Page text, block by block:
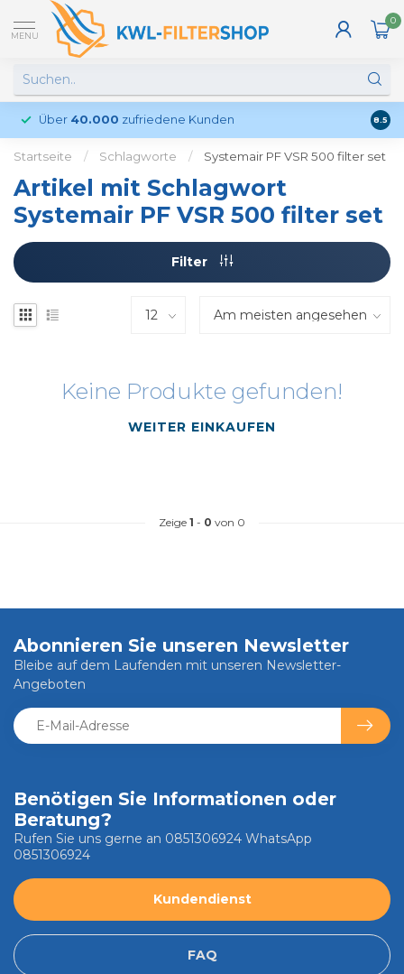
MENU
0
Über 40.000 zufriedene Kunden 8.5
Startseite / Schlagworte / Systemair PF VSR 500 filter set
Artikel mit Schlagwort
Systemair PF VSR 500 filter set
Filter
Keine Produkte gefunden!
WEITER EINKAUFEN
Zeige 1 - 0 von 0
Benötigen Sie Informationen oder
Beratung?
Rufen Sie uns gerne an 0851306924 WhatsApp
0851306924
Kundendienst
FAQ
Abonnieren Sie unseren Newsletter
Bleibe auf dem Laufenden mit unseren Newsletter-
Angeboten